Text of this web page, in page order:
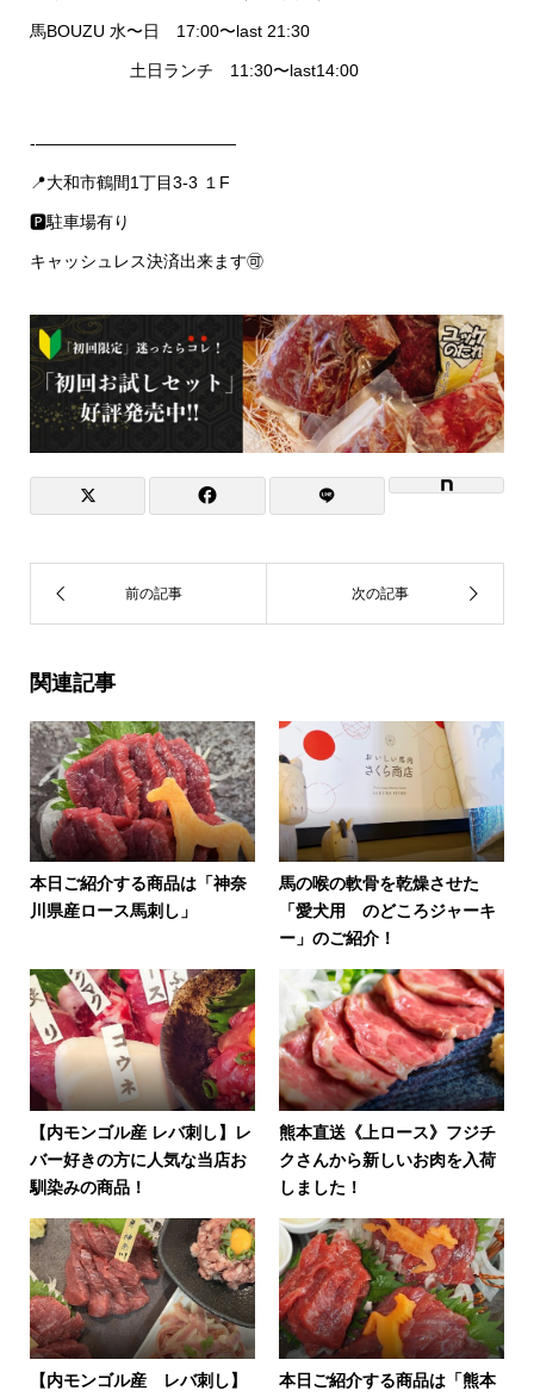
馬BOUZU 水〜日 17:00〜last 21:30
土日ランチ 11:30〜last14:00
-————————————
📍大和市鶴間1丁目3-3 １F
🅿️駐車場有り
キャッシュレス決済出来ます🉑
関連記事
本日ご紹介する商品は「神奈
川県産ロース馬刺し」
馬の喉の軟骨を乾燥させた
「愛犬用 のどころジャーキ
ー」のご紹介！
【内モンゴル産 レバ刺し】レ
バー好きの方に人気な当店お
馴染みの商品！
熊本直送《上ロース》フジチ
クさんから新しいお肉を入荷
しました！
【内モンゴル産 レバ刺し】
本日ご紹介する商品は「熊本